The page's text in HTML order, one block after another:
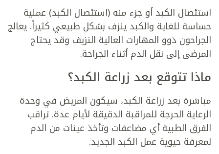
استئصال الكبد أو جزء منه (استئصال الكبد) عملية
حساسة للغاية والكبد ينزف بشكل طبيعي كثيراً. يعالج
الجراحون ذوو المهارات العالية النزيف وقد يحتاج
المرضى إلى نقل الدم أثناء الجراحة.
ماذا تتوقع بعد زراعة الكبد؟
مباشرة بعد زراعة الكبد، سيكون المريض في وحدة
الرعاية الحرجة للمراقبة الدقيقة لأيام عدة. تراقب
الفرق الطبية أي مضاعفات وتأخذ عينات من الدم
لمعرفة حيوية عمل الكبد الجديد.